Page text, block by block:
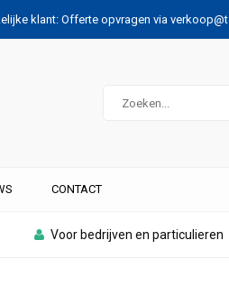
klant: Offerte opvragen via
CONTACT
Voor bedrijven en particulieren